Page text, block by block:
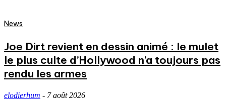
News
Joe Dirt revient en dessin animé : le mulet
le plus culte d’Hollywood n’a toujours pas
rendu les armes
elodierhum - 7 août 2026